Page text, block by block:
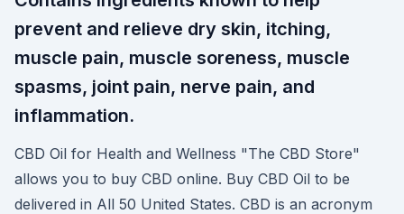
prevent and relieve dry skin, itching,
muscle pain, muscle soreness, muscle
spasms, joint pain, nerve pain, and
inflammation.
CBD Oil for Health and Wellness "The CBD Store"
allows you to buy CBD online. Buy CBD Oil to be
delivered in All 50 United States. CBD is an acronym